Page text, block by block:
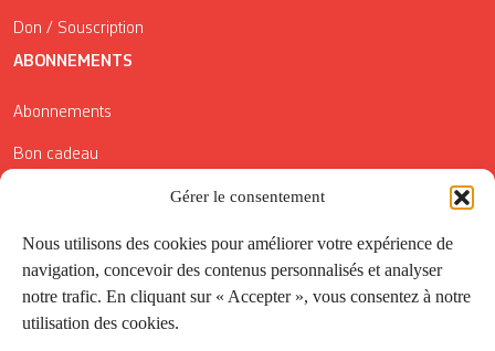
Gérer le consentement
Nous utilisons des cookies pour améliorer votre expérience de
navigation, concevoir des contenus personnalisés et analyser
notre trafic. En cliquant sur « Accepter », vous consentez à notre
utilisation des cookies.
Don / Souscription
ABONNEMENTS
Abonnements
Bon cadeau
Conditions générales de vente
Réductions de la Carte Côté Courrier
Application